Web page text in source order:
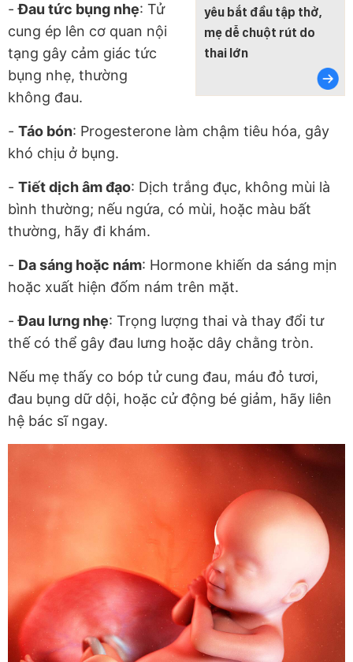
yêu bắt đầu tập thở,
mẹ dễ chuột rút do
thai lớn
-Đau tức bụng nhẹ: Tử
cung ép lên cơ quan nội
tạng gây cảm giác tức
bụng nhẹ, thường
không đau.
- Táo bón: Progesterone làm chậm tiêu hóa, gây
khó chịu ở bụng.
- Tiết dịch âm đạo: Dịch trắng đục, không mùi là
bình thường; nếu ngứa, có mùi, hoặc màu bất
thường, hãy đi khám.
- Da sáng hoặc nám: Hormone khiến da sáng mịn
hoặc xuất hiện đốm nám trên mặt.
-Đau lưng nhẹ: Trọng lượng thai và thay đổi tư
thế có thể gây đau lưng hoặc dây chằng tròn.
Nếu mẹ thấy co bóp tử cung đau, máu đỏ tươi,
đau bụng dữ dội, hoặc cử động bé giảm, hãy liên
hệ bác sĩ ngay.